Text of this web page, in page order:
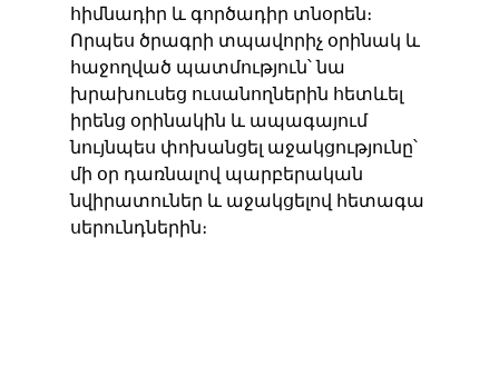
հիմնադիր և գործադիր տնօրեն։
Որպես ծրագրի տպավորիչ օրինակ և
հաջողված պատմություն՝ նա
խրախուսեց ուսանողներին հետևել
իրենց օրինակին և ապագայում
նույնպես փոխանցել աջակցությունը՝
մի օր դառնալով պարբերական
նվիրատուներ և աջակցելով հետագա
սերունդներին։